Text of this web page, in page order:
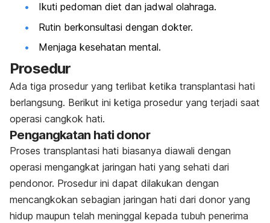
Ikuti pedoman diet dan jadwal olahraga.
Rutin berkonsultasi dengan dokter.
Menjaga kesehatan mental.
Prosedur
Ada tiga prosedur yang terlibat ketika transplantasi hati
berlangsung. Berikut ini ketiga prosedur yang terjadi saat
operasi cangkok hati.
Pengangkatan hati donor
Proses transplantasi hati biasanya diawali dengan
operasi mengangkat jaringan hati yang sehati dari
pendonor. Prosedur ini dapat dilakukan dengan
mencangkokan sebagian jaringan hati dari donor yang
hidup maupun telah meninggal kepada tubuh penerima